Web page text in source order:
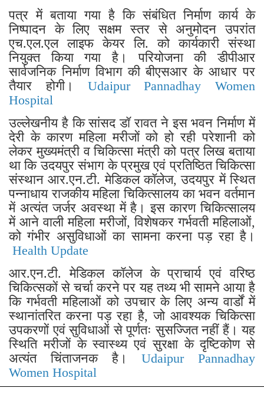
पत्र में बताया गया है कि संबंधित निर्माण कार्य के
निष्पादन के लिए सक्षम स्तर से अनुमोदन उपरांत
एच.एल.एल लाइफ केयर लि. को कार्यकारी संस्था
नियुक्त किया गया है। परियोजना की डीपीआर
सार्वजनिक निर्माण विभाग की बीएसआर के आधार पर
तैयार होगी।
Udaipur Pannadhay Women
Hospital
उल्लेखनीय है कि सांसद डॉ रावत ने इस भवन निर्माण में
देरी के कारण महिला मरीजों को हो रही परेशानी को
लेकर मुख्यमंत्री व चिकित्सा मंत्री को पत्र लिख बताया
था कि उदयपुर संभाग के प्रमुख एवं प्रतिष्ठित चिकित्सा
संस्थान आर.एन.टी. मेडिकल कॉलेज, उदयपुर में स्थित
पन्नाधाय राजकीय महिला चिकित्सालय का भवन वर्तमान
में अत्यंत जर्जर अवस्था में है। इस कारण चिकित्सालय
में आने वाली महिला मरीजों, विशेषकर गर्भवती महिलाओं,
को गंभीर असुविधाओं का सामना करना पड़ रहा है।
Health Update
आर.एन.टी. मेडिकल कॉलेज के प्राचार्य एवं वरिष्ठ
चिकित्सकों से चर्चा करने पर यह तथ्य भी सामने आया है
कि गर्भवती महिलाओं को उपचार के लिए अन्य वार्डों में
स्थानांतरित करना पड़ रहा है, जो आवश्यक चिकित्सा
उपकरणों एवं सुविधाओं से पूर्णतः सुसज्जित नहीं हैं। यह
स्थिति मरीजों के स्वास्थ्य एवं सुरक्षा के दृष्टिकोण से
अत्यंत चिंताजनक है। Udaipur Pannadhay
Women Hospital